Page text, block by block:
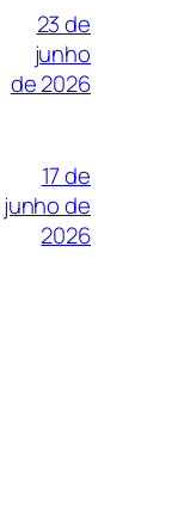
23 de
junho
de 2026
17 de
junho de
2026